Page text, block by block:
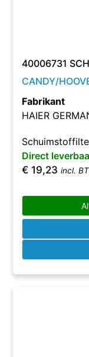
40006731
CANDY/
Fabrikant
HAIER
Direct
€ 19,23 incl.